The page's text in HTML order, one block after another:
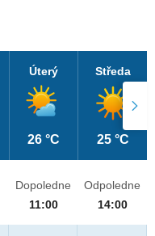
Úterý
26 °C
Středa
25 °C
Dopoledne
11:00
Odpoledne
14:00